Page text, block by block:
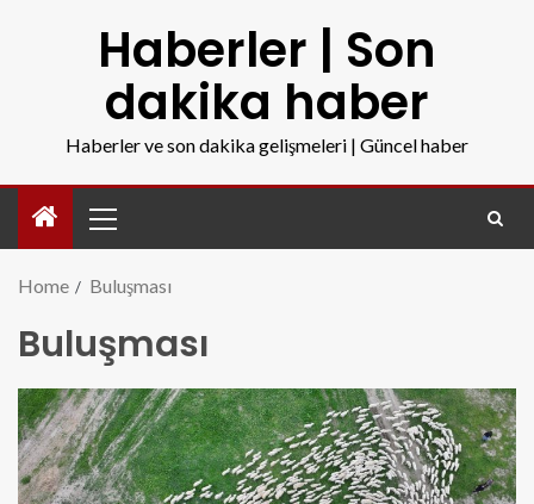
Haberler | Son
dakika haber
Haberler ve son dakika gelişmeleri | Güncel haber
Home Buluşması
Buluşması